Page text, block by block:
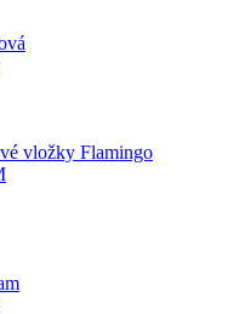
vložky Flamingo